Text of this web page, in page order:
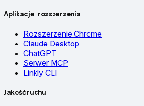
Aplikacje i rozszerzenia
Rozszerzenie Chrome
Claude Desktop
ChatGPT
Serwer MCP
Linkly CLI
Jakość ruchu